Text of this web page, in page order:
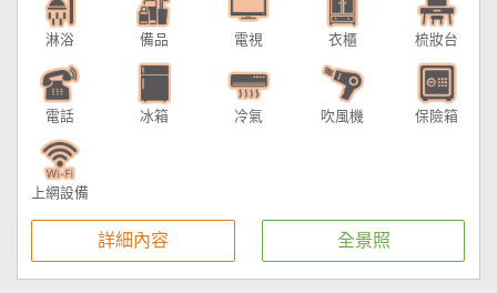
淋浴 備品 電視 衣櫃 梳妝台
電話 冰箱 冷氣 吹風機 保險箱
上網設備
詳細內容 全景照